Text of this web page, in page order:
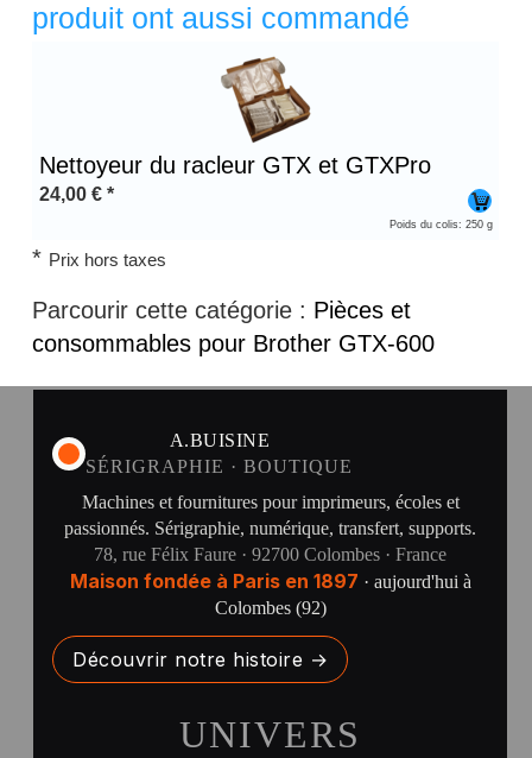
produit ont aussi commandé
Nettoyeur du racleur GTX et GTXPro
24,00 € *
Poids du colis: 250 g
* Prix hors taxes
Parcourir cette catégorie : Pièces et
consommables pour Brother GTX-600
A.BUISINE
SÉRIGRAPHIE · BOUTIQUE
Machines et fournitures pour imprimeurs, écoles et
passionnés. Sérigraphie, numérique, transfert, supports.
78, rue Félix Faure · 92700 Colombes · France
Maison fondée à Paris en 1897 · aujourd'hui à
Colombes (92)
Découvrir notre histoire →
UNIVERS